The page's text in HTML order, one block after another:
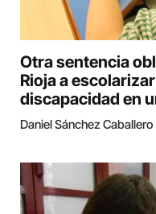
Otra sentencia
Rioja a
discapacidad en
Daniel Sánchez Caballero